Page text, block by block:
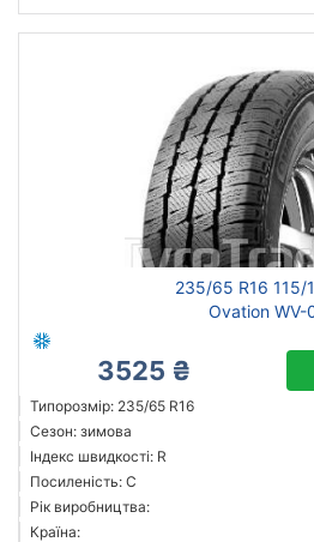
235/65 R16 115/
Ovation WV-
3525 ₴
Типорозмір: 235/65 R16
Сезон: зимова
Індекс швидкості: R
Посиленість: C
Рік виробництва:
Країна: